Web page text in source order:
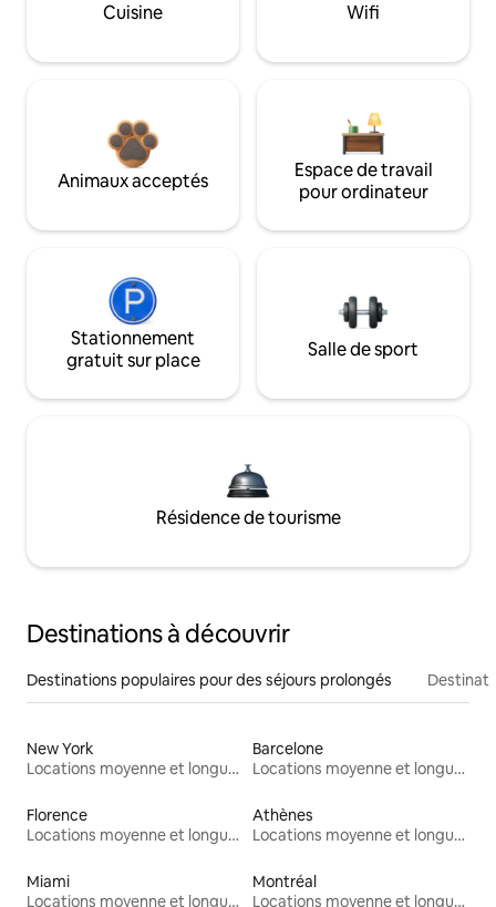
Cuisine Wifi
Animaux acceptés
Espace de travail
pour ordinateur
Stationnement
gratuit sur place
Salle de sport
Résidence de tourisme
Destinations à découvrir
Destinations populaires pour des séjours prolongés
New York
Locations moyenne et longue durée
Barcelone
Locations moyenne et longue durée
Florence
Locations moyenne et longue durée
Athènes
Locations moyenne et longue durée
Miami
Locations moyenne et longue durée
Montréal
Locations moyenne et longue durée